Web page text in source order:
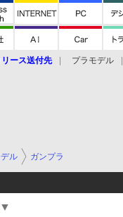
リース送付先 プラモデル
ル ガンプラ
▼